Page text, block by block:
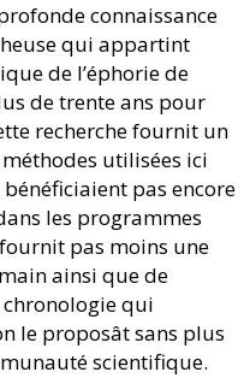
connaissance
qui appartint
de l’éphorie de
de trente ans pour
recherche fournit un
utilisées ici
pas encore
les programmes
fournit pas moins une
ainsi que de
qui
le proposât sans plus
scientifique.